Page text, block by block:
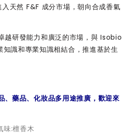
天然 F&F 成分市場，朝向合成香氣
越研發能力和廣泛的市場，與 Isobio
識和專業知識相結合，推進基於生
、藥品、化妝品多用途推廣，歡迎來
味:檀香木